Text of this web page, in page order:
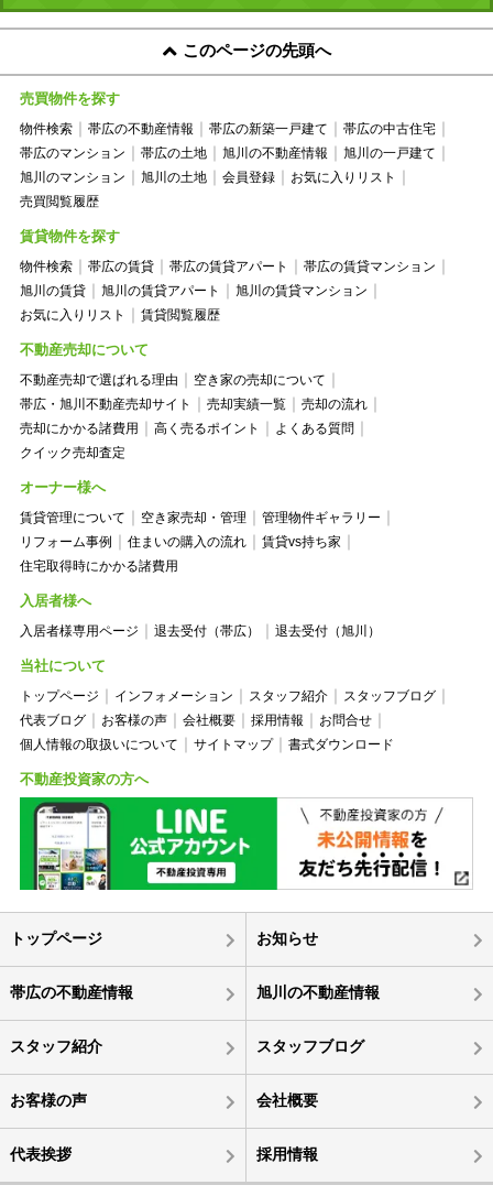
このページの先頭へ
売買物件を探す
物件検索 帯広の不動産情報 帯広の新築一戸建て
帯広の中古住宅
帯広のマンション
帯広の土地 旭川の不動産情報
旭川の一戸建て
旭川のマンション
旭川の土地 会員登録
お気に入りリスト
売買閲覧履歴
賃貸物件を探す
物件検索 帯広の賃貸 帯広の賃貸アパート
帯広の賃貸マンション
旭川の賃貸
旭川の賃貸アパート
旭川の賃貸マンション
お気に入りリスト
賃貸閲覧履歴
不動産売却について
不動産売却で選ばれる理由
空き家の売却について
帯広・旭川不動産売却サイト
売却実績一覧
売却の流れ
売却にかかる諸費用
高く売るポイント
よくある質問
クイック売却査定
オーナー様へ
賃貸管理について 空き家売却・管理
管理物件ギャラリー
リフォーム事例
住まいの購入の流れ
賃貸vs持ち家
住宅取得時にかかる諸費用
入居者様へ
入居者様専用ページ 退去受付（帯広） 退去受付（旭川）
当社について
トップページ インフォメーション スタッフ紹介
スタッフブログ
代表ブログ
お客様の声 会社概要 採用情報
お問合せ
個人情報の取扱いについて
サイトマップ 書式ダウンロード
不動産投資家の方へ
トップページ お知らせ
帯広の不動産情報 旭川の不動産情報
スタッフ紹介 スタッフブログ
お客様の声 会社概要
代表挨拶 採用情報